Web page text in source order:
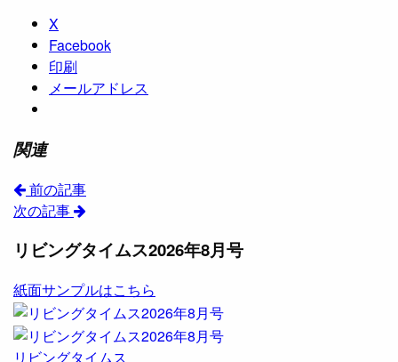
X
Facebook
印刷
メールアドレス
関連
前の記事
次の記事
リビングタイムス2026年8月号
紙面サンプルはこちら
リビングタイムス